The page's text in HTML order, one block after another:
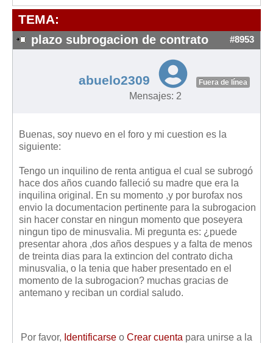
Requerimientos y comunicaciones
Formularios sobre Propiedad Horizontal
Modelos de Acta de Junta de Propietarios
Requerimientos y comunicaciones
Legislación sobre Arrendamientos Urbanos
Legislación sobre Adquisición de Vivienda en Propiedad
Legislación de interés práctico
Diccionario
Usuario
Entrar / Salir
Mis boletines
TEMA:
plazo subrogacion de contrato #8953
abuelo2309 Fuera de línea
Mensajes: 2
Buenas, soy nuevo en el foro y mi cuestion es la
siguiente:
Tengo un inquilino de renta antigua el cual se subrogó
hace dos años cuando falleció su madre que era la
inquilina original. En su momento ,y por burofax nos
envio la documentacion pertinente para la subrogacion
sin hacer constar en ningun momento que poseyera
ningun tipo de minusvalia. Mi pregunta es: ¿puede
presentar ahora ,dos años despues y a falta de menos
de treinta dias para la extincion del contrato dicha
minusvalia, o la tenia que haber presentado en el
momento de la subrogacion? muchas gracias de
antemano y reciban un cordial saludo.
Por favor, Identificarse o Crear cuenta para unirse a la